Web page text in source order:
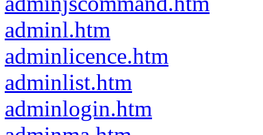
adminl.htm
adminlicence.htm
adminlist.htm
adminlogin.htm